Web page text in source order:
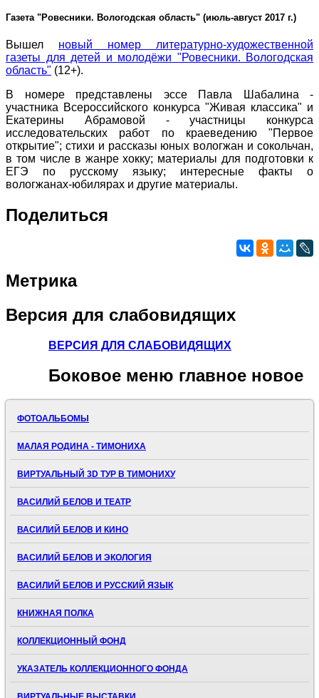
Газета "Ровесники. Вологодская область" (июль-август 2017 г.)
Вышел новый номер литературно-художественной
газеты для детей и молодёжи "Ровесники. Вологодская
область" (12+).
В номере представлены эссе Павла Шабалина -
участника Всероссийского конкурса "Живая классика" и
Екатерины Абрамовой - участницы конкурса
исследовательских работ по краеведению "Первое
открытие"; стихи и рассказы юных вологжан и сокольчан,
в том числе в жанре хокку; материалы для подготовки к
ЕГЭ по русскому языку; интересные факты о
вологжанах-юбилярах и другие материалы.
Поделиться
Метрика
Версия для слабовидящих
ВЕРСИЯ ДЛЯ СЛАБОВИДЯЩИХ
Боковое меню главное новое
ФОТОАЛЬБОМЫ
МАЛАЯ РОДИНА - ТИМОНИХА
ВИРТУАЛЬНЫЙ 3D ТУР В ТИМОНИХУ
ВАСИЛИЙ БЕЛОВ И ТЕАТР
ВАСИЛИЙ БЕЛОВ И КИНО
ВАСИЛИЙ БЕЛОВ И ЭКОЛОГИЯ
ВАСИЛИЙ БЕЛОВ И РУССКИЙ ЯЗЫК
КНИЖНАЯ ПОЛКА
КОЛЛЕКЦИОННЫЙ ФОНД
УКАЗАТЕЛЬ КОЛЛЕКЦИОННОГО ФОНДА